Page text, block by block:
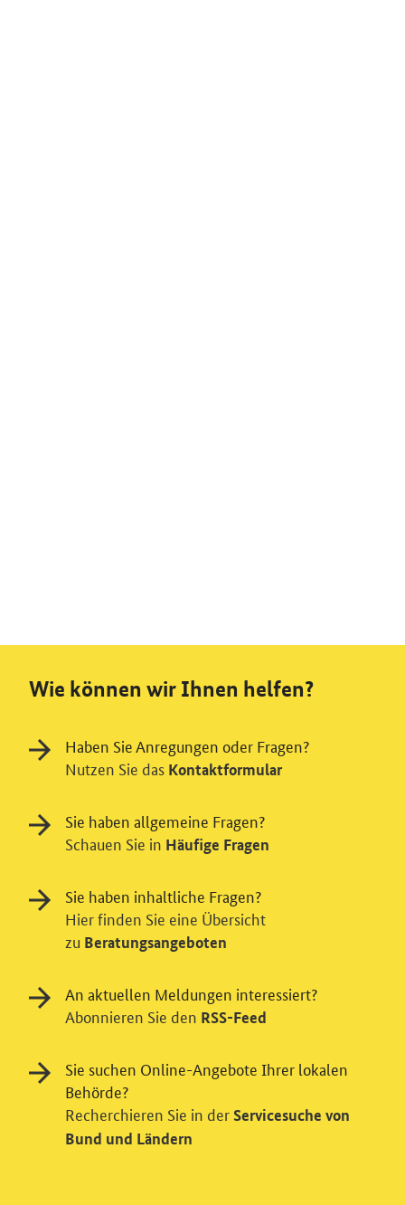
Einwilligung in Tracking und / oder
Wir bitten Sie an dieser Stelle um Ihre Einwilligung für
verschiedene Zusatzdienste unserer Webseite: Wir
datenschutzfreundlicher Statistiken verstehen, um
unsere Öffentlichkeitsarbeit zu verbessern. Zusätzlich
können Sie in die Nutzung eines Videodienstes
einwilligen. Nähere Informationen zu allen Diensten
Wie können wir Ihnen helfen?
Haben Sie Anregungen oder Fragen?
Nutzen Sie das Kontaktformular
Sie haben allgemeine Fragen?
Schauen Sie in Häufige Fragen
Sie haben inhaltliche Fragen?
Hier finden Sie eine Übersicht
zu Beratungsangeboten
An aktuellen Meldungen interessiert?
Abonnieren Sie den RSS-Feed
Sie suchen Online-Angebote Ihrer lokalen
Behörde?
Recherchieren Sie in der Servicesuche von
Bund und Ländern